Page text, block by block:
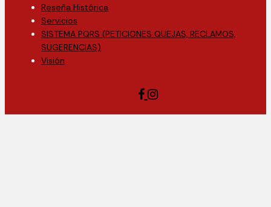
Reseña Histórica
Servicios
SISTEMA PQRS (PETICIONES QUEJAS, RECLAMOS,
SUGERENCIAS)
Visión